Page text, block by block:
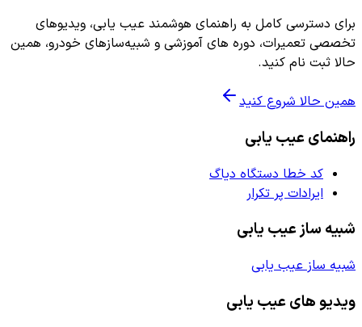
برای دسترسی کامل به راهنمای هوشمند عیب یابی، ویدیوهای
تخصصی تعمیرات، دوره های آموزشی و شبیه‌سازهای خودرو، همین
حالا ثبت نام کنید.
همین حالا شروع کنید
راهنمای عیب یابی
کد خطا دستگاه دیاگ
ایرادات پر تکرار
شبیه ساز عیب یابی
شبیه ساز عیب یابی
ویدیو های عیب یابی